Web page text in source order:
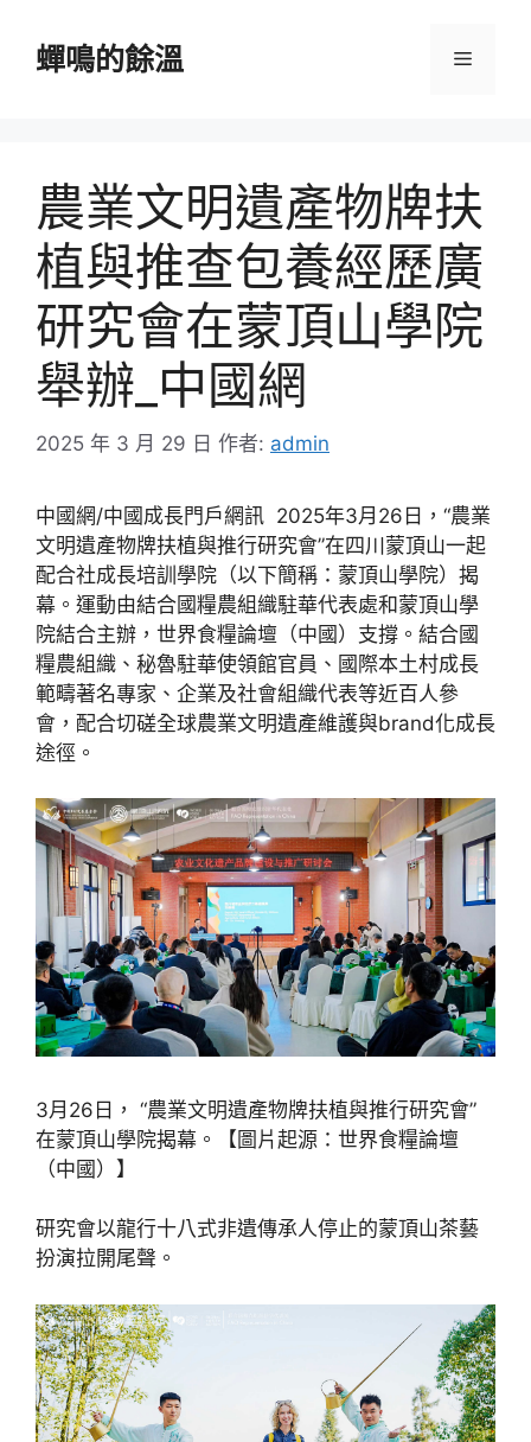
蟬鳴的餘溫 選
農業文明遺產物牌扶
植與推查包養經歷廣
研究會在蒙頂山學院
舉辦_中國網
2025 年 3 月 29 日 作者: admin
中國網/中國成長門戶網訊 2025年3月26日，“農業
文明遺產物牌扶植與推行研究會”在四川蒙頂山一起
配合社成長培訓學院（以下簡稱：蒙頂山學院）揭
幕。運動由結合國糧農組織駐華代表處和蒙頂山學
院結合主辦，世界食糧論壇（中國）支撐。結合國
糧農組織、秘魯駐華使領館官員、國際本土村成長
範疇著名專家、企業及社會組織代表等近百人參
會，配合切磋全球農業文明遺產維護與brand化成長
途徑。
3月26日， “農業文明遺產物牌扶植與推行研究會”
在蒙頂山學院揭幕。【圖片起源：世界食糧論壇
（中國）】
研究會以龍行十八式非遺傳承人停止的蒙頂山茶藝
扮演拉開尾聲。